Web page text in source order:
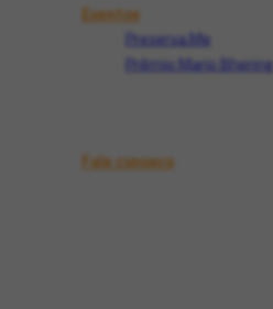
Eventos
Preserva.Me
Prêmio Mario Bhering
Fale conosco